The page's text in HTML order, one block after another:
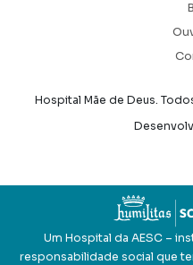
Hospital Mãe de Deus.
Axysweb
Um Hospital da AESC –
responsabilidade social que